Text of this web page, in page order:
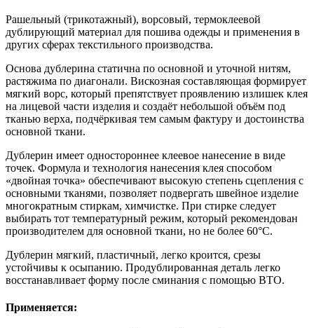
Рашельный (трикотажный), ворсовый, термоклеевой
дублирующий материал для пошива одежды и применения в
других сферах текстильного производства.
Основа дублерина статична по основной и уточной нитям,
растяжима по диагонали. Вискозная составляющая формирует
мягкий ворс, который препятствует проявлению излишек клея
на лицевой части изделия и создаёт небольшой объём под
тканью верха, подчёркивая тем самым фактуру и достоинства
основной ткани.
Дублерин имеет одностороннее клеевое нанесение в виде
точек. Формула и технология нанесения клея способом
«двойная точка» обеспечивают высокую степень сцепления с
основными тканями, позволяет подвергать швейное изделие
многократным стиркам, химчистке. При стирке следует
выбирать тот температурный режим, который рекомендован
производителем для основной ткани, но не более 60°С.
Дублерин мягкий, пластичный, легко кроится, срезы
устойчивы к осыпанию. Продублированная деталь легко
восстанавливает форму после сминания с помощью ВТО.
Применяется: